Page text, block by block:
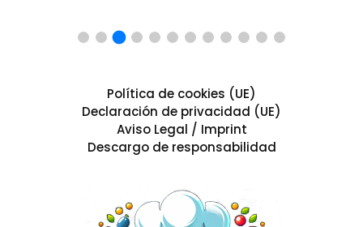
Política de cookies (UE)
Declaración de privacidad (UE)
Aviso Legal / Imprint
Descargo de responsabilidad